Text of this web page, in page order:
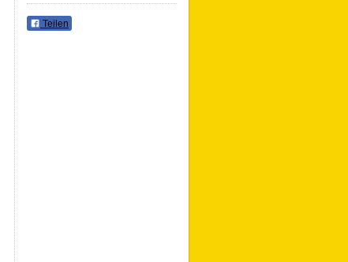
Teilen